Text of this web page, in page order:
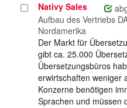
Projekt
auswählen
Nativy Sales
Aufbau des Vertriebs
Nordamerika
Der Markt für
gibt ca. 25.000
Übersetzungsbüros
erwirtschaften weniger
Konzerne benötigen
Sprachen und müssen